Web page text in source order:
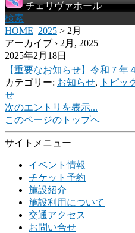
チェリヴァホール
検索
HOME 2025 > 2月
アーカイブ › 2月, 2025
2025年2月18日
【重要なお知らせ】令和７
カテゴリー: お知らせ, トピッ
せ
次のエントリを表示...
このページのトップへ
サイトメニュー
イベント情報
チケット予約
施設紹介
施設利用について
交通アクセス
お問い合せ